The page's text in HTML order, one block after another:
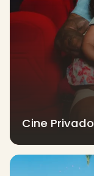
Cine Privado